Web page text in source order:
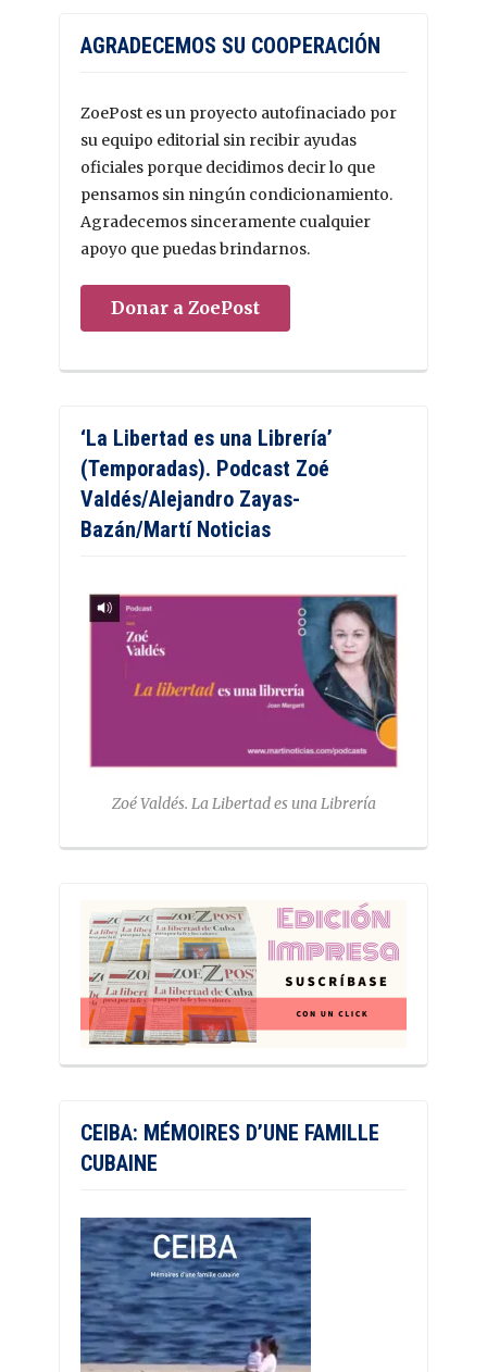
AGRADECEMOS SU COOPERACIÓN
ZoePost es un proyecto autofinaciado por
su equipo editorial sin recibir ayudas
oficiales porque decidimos decir lo que
pensamos sin ningún condicionamiento.
Agradecemos sinceramente cualquier
apoyo que puedas brindarnos.
Donar a ZoePost
‘La Libertad es una Librería’
(Temporadas). Podcast Zoé
Valdés/Alejandro Zayas-
Bazán/Martí Noticias
Zoé Valdés. La Libertad es una Librería
CEIBA: MÉMOIRES D’UNE FAMILLE
CUBAINE